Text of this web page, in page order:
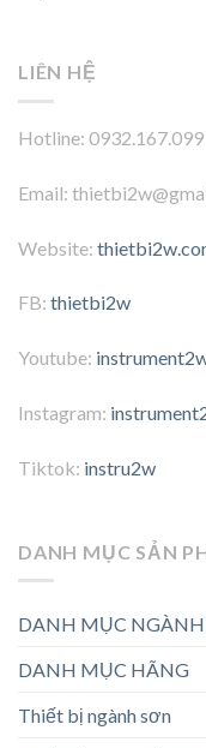
LIÊN HỆ
Hotline:
Email:
Website:
FB: thietbi2w
Youtube:
Instagram:
Tiktok: instru2w
DANH MỤC SẢN
DANH MỤC NGÀNH
DANH MỤC HÃNG
Thiết bị ngành sơn